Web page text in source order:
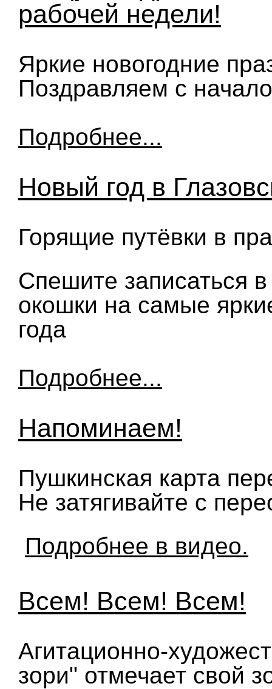
рабочей недели!
Яркие новогодние
Поздравляем с
Подробнее...
Новый год в
Горящие путёвки в
Спешите записаться
окошки на самые
года
Подробнее...
Напоминаем!
Пушкинская карта
Не затягивайте с
Подробнее в видео.
Всем! Всем! Всем!
Агитационно-
зори" отмечает свой